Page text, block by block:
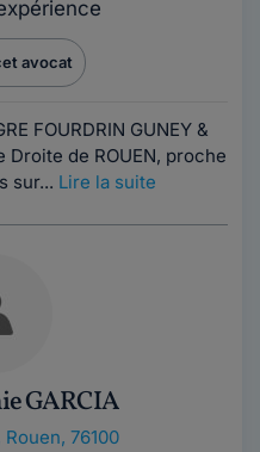
avocat
FOURDRIN GUNEY &
de ROUEN, proche
sur... Lire la suite
GARCIA
Rouen, 76100